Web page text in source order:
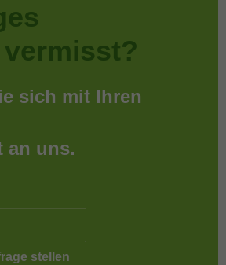
vermisst?
sich mit Ihren
an uns.
stellen